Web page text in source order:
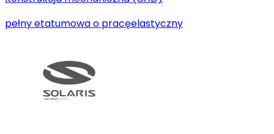
pełny etatumowa o pracęelastyczny